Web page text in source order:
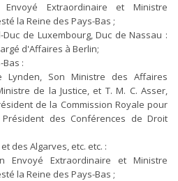
Extraordinaire et Ministre
la Reine des Pays-Bas ;
de Luxembourg, Duc de Nassau :
d'Affaires à Berlin;
:
Son Ministre des Affaires
de la Justice, et T. M. C. Asser,
de la Commission Royale pour
des Conférences de Droit
des Algarves, etc. etc. :
Extraordinaire et Ministre
la Reine des Pays-Bas ;